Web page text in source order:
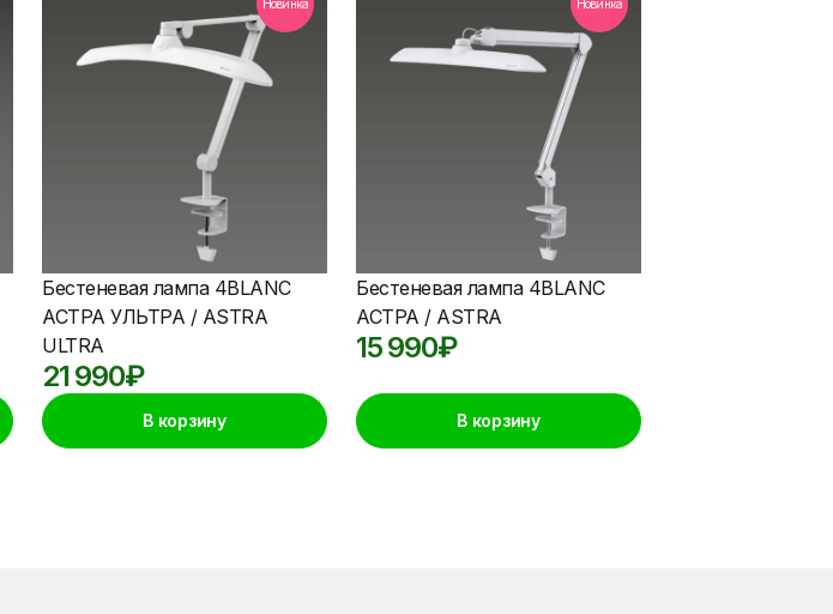
Новинка
Бестеневая лампа 4BLANC
АСТРА УЛЬТРА / ASTRA
ULTRA
21 990₽
В корзину
Новинка
Бестеневая лампа 4BLANC
АСТРА / ASTRA
15 990₽
В корзину